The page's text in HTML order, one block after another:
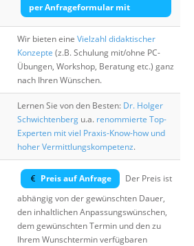
per Anfrageformular mit
Wir bieten eine Vielzahl didaktischer
Konzepte (z.B. Schulung mit/ohne PC-
Übungen, Workshop, Beratung etc.) ganz
nach Ihren Wünschen.
Lernen Sie von den Besten: Dr. Holger
Schwichtenberg u.a. renommierte Top-
Experten mit viel Praxis-Know-how und
hoher Vermittlungskompetenz.
Preis auf Anfrage
Der Preis ist
abhängig von der gewünschten Dauer,
den inhaltlichen Anpassungswünschen,
dem gewünschten Termin und den zu
Ihrem Wunschtermin verfügbaren